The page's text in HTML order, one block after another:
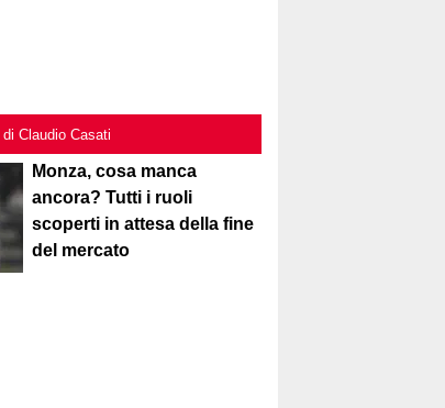
di Claudio Casati
Monza, cosa manca
ancora? Tutti i ruoli
scoperti in attesa della fine
del mercato